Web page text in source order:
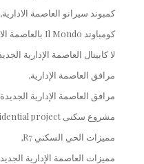
كمبوند سيرانو العاصمة الادارية
كومباوند Il Mondo بالعاصمة الادارية
لا كابيتال العاصمة الإدارية
مرافق العاصمة الإدارية
مرافق العاصمة الإدارية الجديدة
مشروع سكنى residential project
مميزات الحي السكني R7
مميزات العاصمة الإدارية